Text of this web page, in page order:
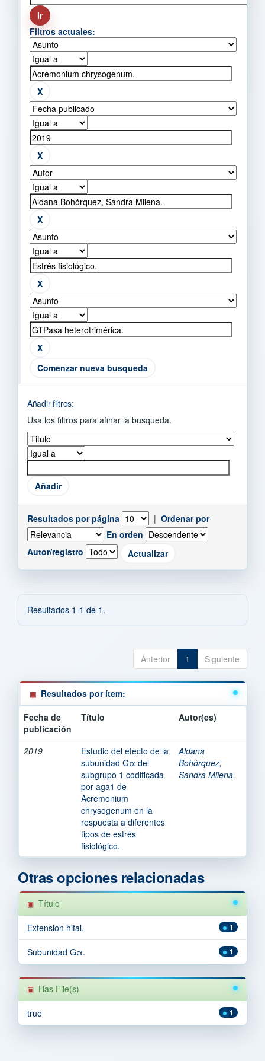
Filtros actuales:
Comenzar nueva busqueda
Añadir filtros:
Usa los filtros para afinar la busqueda.
Resultados por página | Ordenar por
En orden
Autor/registro
Resultados 1-1 de 1.
Anterior 1 Siguiente
Resultados por ítem:
Fecha de
publicación
Título Autor(es)
2019
Estudio del efecto de la
subunidad Gα del
subgrupo 1 codificada
por aga1 de
Acremonium
chrysogenum en la
respuesta a diferentes
tipos de estrés
fisiológico.
Aldana
Bohórquez,
Sandra Milena.
Otras opciones relacionadas
Título
1
Extensión hifal.
1
Subunidad Gα.
Has File(s)
1
true